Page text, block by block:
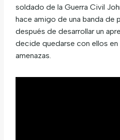
soldado de la Guerra Civil
hace amigo de una banda de
después de desarrollar un
decide quedarse con ellos
amenazas.